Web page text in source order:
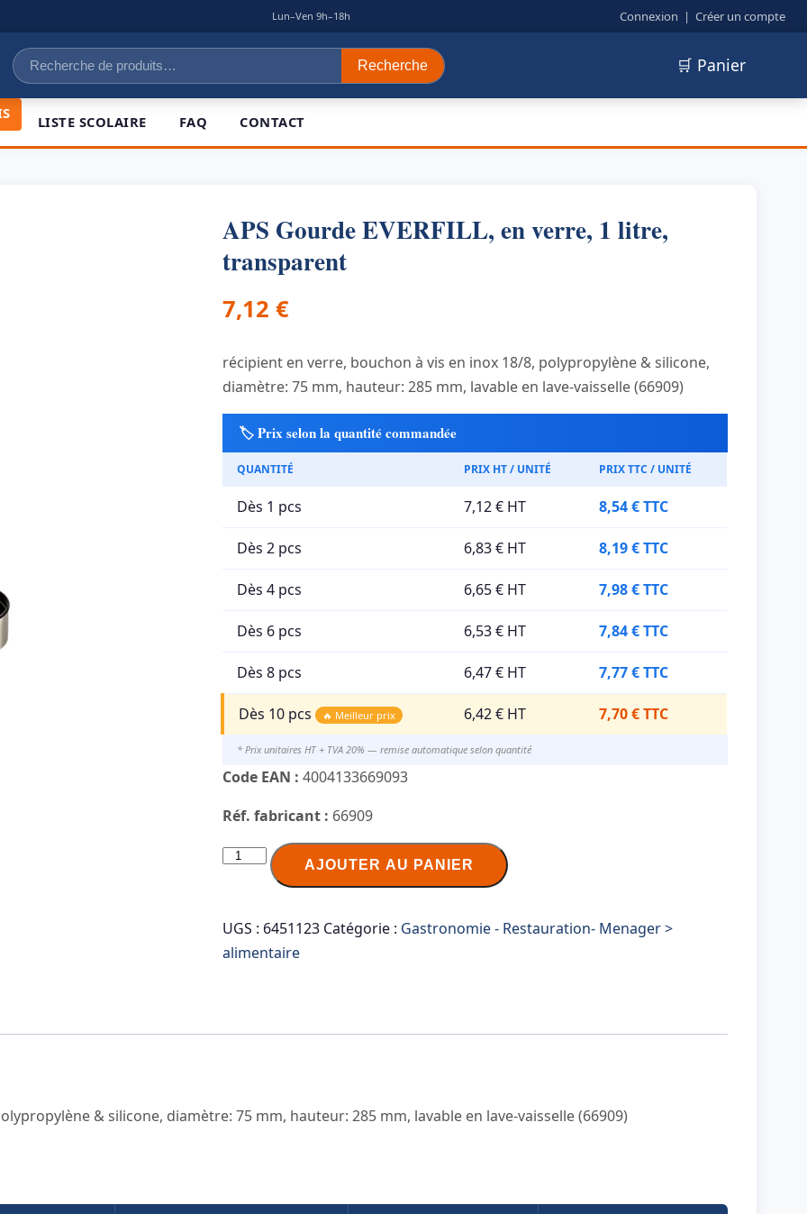
Lun–Ven 9h–18h Connexion | Créer un compte
Recherche
pour :
Recherche 🛒 Panier
LISTE SCOLAIRE FAQ CONTACT
APS Gourde EVERFILL, en verre, 1 litre,
transparent
7,12€
récipient en verre, bouchon à vis en inox 18/8, polypropylène & silicone,
diamètre: 75 mm, hauteur: 285 mm, lavable en lave-vaisselle (66909)
🏷️ Prix selon la quantité commandée
QUANTITÉ PRIX HT / UNITÉ PRIX TTC / UNITÉ
Dès 1 pcs 7,12 € HT 8,54 € TTC
Dès 2 pcs 6,83 € HT 8,19 € TTC
Dès 4 pcs 6,65 € HT 7,98 € TTC
Dès 6 pcs 6,53 € HT 7,84 € TTC
Dès 8 pcs 6,47 € HT 7,77 € TTC
Dès 10 pcs 🔥 Meilleur prix 6,42 € HT 7,70 € TTC
* Prix unitaires HT + TVA 20% — remise automatique selon quantité
Code EAN : 4004133669093
Réf. fabricant : 66909
quantité
Gourde
EVERFILL,
AJOUTER AU PANIER
UGS : 6451123 Catégorie : Gastronomie - Restauration- Menager >
alimentaire
& silicone, diamètre: 75 mm, hauteur: 285 mm, lavable en lave-vaisselle (66909)